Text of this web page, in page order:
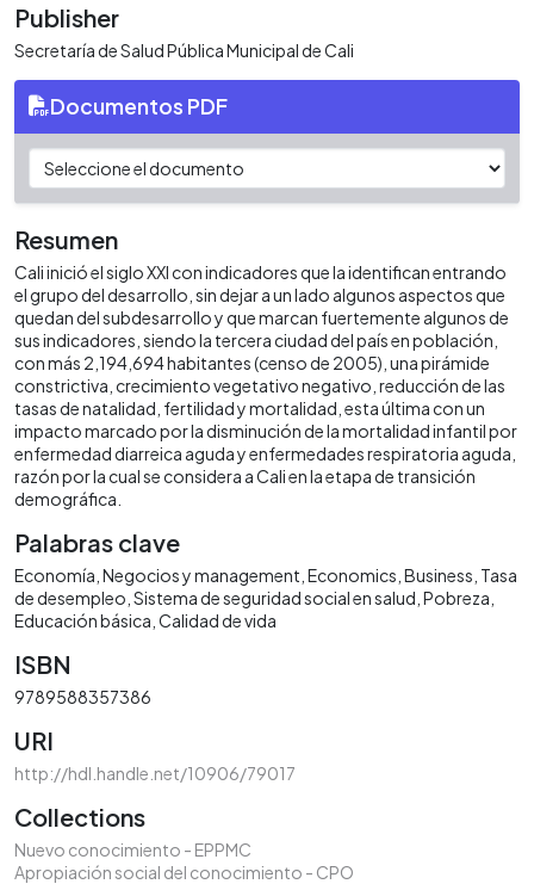
Publisher
Secretaría de Salud Pública Municipal de Cali
Documentos PDF
Resumen
Cali inició el siglo XXI con indicadores que la identifican entrando
el grupo del desarrollo, sin dejar a un lado algunos aspectos que
quedan del subdesarrollo y que marcan fuertemente algunos de
sus indicadores, siendo la tercera ciudad del país en población,
con más 2,194,694 habitantes (censo de 2005), una pirámide
constrictiva, crecimiento vegetativo negativo, reducción de las
tasas de natalidad, fertilidad y mortalidad, esta última con un
impacto marcado por la disminución de la mortalidad infantil por
enfermedad diarreica aguda y enfermedades respiratoria aguda,
razón por la cual se considera a Cali en la etapa de transición
demográfica.
Palabras clave
Economía Negocios y management Economics Business Tasa
de desempleo Sistema de seguridad social en salud Pobreza
Educación básica Calidad de vida
ISBN
9789588357386
URI
http://hdl.handle.net/10906/79017
Collections
Nuevo conocimiento - EPPMC
Apropiación social del conocimiento - CPO